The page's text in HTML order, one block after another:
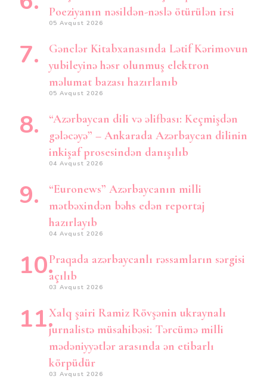
Poeziyanın nəsildən-nəslə ötürülən irsi
05 Avqust 2026
Gənclər Kitabxanasında Lətif Kərimovun
yubileyinə həsr olunmuş elektron
məlumat bazası hazırlanıb
05 Avqust 2026
“Azərbaycan dili və əlifbası: Keçmişdən
gələcəyə” – Ankarada Azərbaycan dilinin
inkişaf prosesindən danışılıb
04 Avqust 2026
“Euronews” Azərbaycanın milli
mətbəxindən bəhs edən reportaj
hazırlayıb
04 Avqust 2026
Praqada azərbaycanlı rəssamların sərgisi
açılıb
03 Avqust 2026
Xalq şairi Ramiz Rövşənin ukraynalı
jurnalistə müsahibəsi: Tərcümə milli
mədəniyyətlər arasında ən etibarlı
körpüdür
03 Avqust 2026